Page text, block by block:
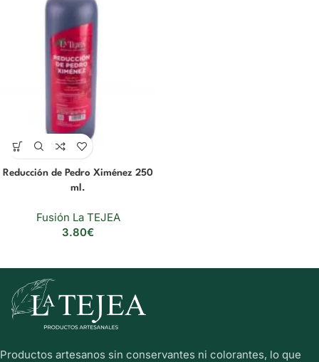
Reducción de Pedro Ximénez 250
ml.
Fusión La TEJEA
3.80€
Productos artesanos sin conservantes ni colorantes, lo que